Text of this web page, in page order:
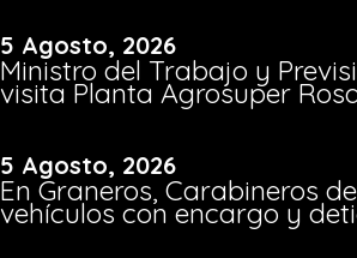
5 Agosto, 2026
Ministro del Trabajo y
visita Planta Agrosuper
5 Agosto, 2026
En Graneros, Carabineros
vehículos con encargo y